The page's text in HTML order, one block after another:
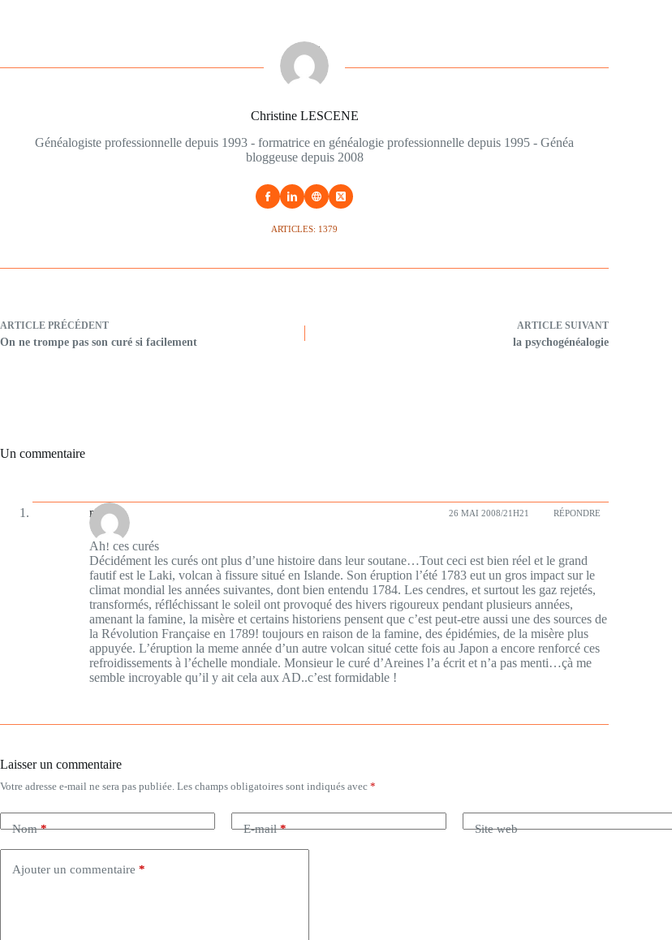
Christine LESCENE
Généalogiste professionnelle depuis 1993 - formatrice en généalogie professionnelle depuis 1995 - Généa
bloggeuse depuis 2008
ARTICLES: 1379
ARTICLE PRÉCÉDENT
On ne trompe pas son curé si facilement
ARTICLE SUIVANT
la psychogénéalogie
Un commentaire
mistral 26 MAI 2008/21H21 RÉPONDRE
Ah! ces curés
Décidément les curés ont plus d’une histoire dans leur soutane…Tout ceci est bien réel et le grand
fautif est le Laki, volcan à fissure situé en Islande. Son éruption l’été 1783 eut un gros impact sur le
climat mondial les années suivantes, dont bien entendu 1784. Les cendres, et surtout les gaz rejetés,
transformés, réfléchissant le soleil ont provoqué des hivers rigoureux pendant plusieurs années,
amenant la famine, la misère et certains historiens pensent que c’est peut-etre aussi une des sources de
la Révolution Française en 1789! toujours en raison de la famine, des épidémies, de la misère plus
appuyée. L’éruption la meme année d’un autre volcan situé cette fois au Japon a encore renforcé ces
refroidissements à l’échelle mondiale. Monsieur le curé d’Areines l’a écrit et n’a pas menti…çà me
semble incroyable qu’il y ait cela aux AD..c’est formidable !
Laisser un commentaire
Votre adresse e-mail ne sera pas publiée. Les champs obligatoires sont indiqués avec *
Nom* E-mail* Site web
Ajouter un commentaire *